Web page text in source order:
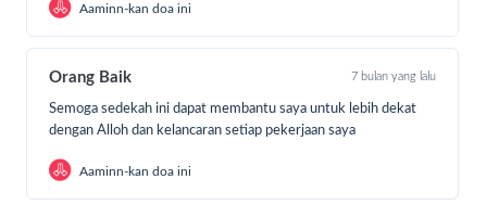
Aaminn-kan doa ini
Orang Baik 7 bulan yang lalu
Semoga sedekah ini dapat membantu saya untuk lebih dekat
dengan Alloh dan kelancaran setiap pekerjaan saya
Aaminn-kan doa ini